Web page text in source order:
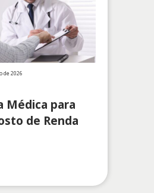
de 2026
Médica para
de Renda